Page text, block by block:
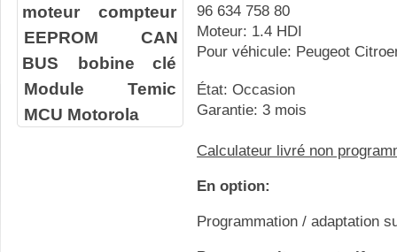
moteur compteur
EEPROM
CAN
BUS
bobine clé
Module Temic
MCU Motorola
96 634 758 80
Moteur: 1.4 HDI
Pour véhicule: Peugeot
État: Occasion
Garantie: 3 mois
Calculateur livré non
En option:
Programmation / adaptation